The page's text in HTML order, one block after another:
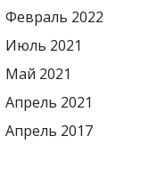
Февраль 2022
Июль 2021
Май 2021
Апрель 2021
Апрель 2017